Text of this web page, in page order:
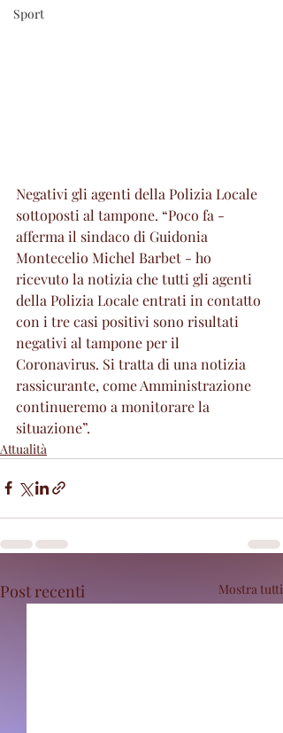
Sport
Negativi gli agenti della Polizia Locale
sottoposti al tampone. “Poco fa -
afferma il sindaco di Guidonia
Montecelio Michel Barbet - ho
ricevuto la notizia che tutti gli agenti
della Polizia Locale entrati in contatto
con i tre casi positivi sono risultati
negativi al tampone per il
Coronavirus. Si tratta di una notizia
rassicurante, come Amministrazione
continueremo a monitorare la
situazione”.
Attualità
Post recenti Mostra tutti